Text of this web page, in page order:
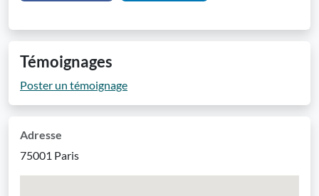
Témoignages
Poster un témoignage
Adresse
75001 Paris